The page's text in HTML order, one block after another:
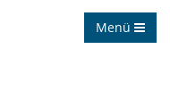
Menü